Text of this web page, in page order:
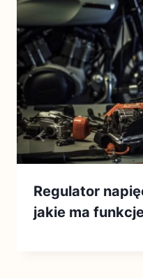
Regulator
jakie ma